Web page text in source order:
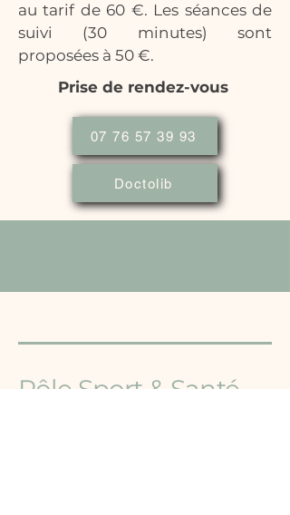
au tarif de 60 €. Les séances de
suivi (30 minutes) sont
proposées à 50 €.
Prise de rendez-vous
07 76 57 39 93
Doctolib
Pôle Sport & Santé